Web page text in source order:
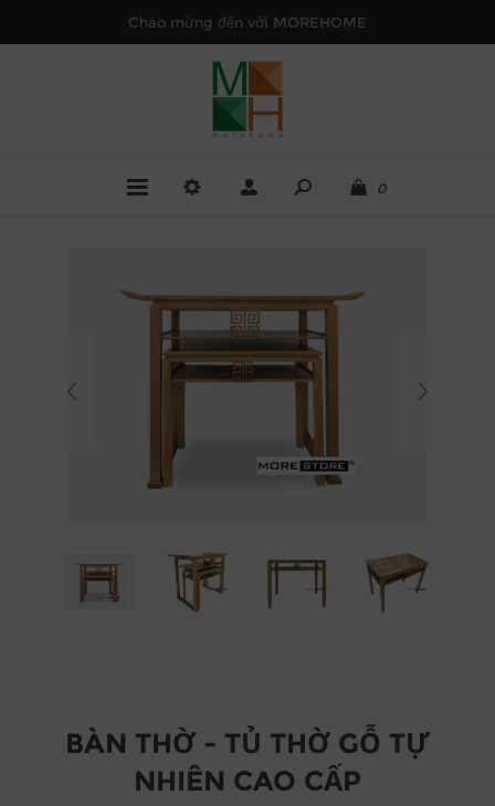
Chào mừng đến với MOREHOME
0
BÀN THỜ - TỦ THỜ GỖ TỰ
NHIÊN CAO CẤP